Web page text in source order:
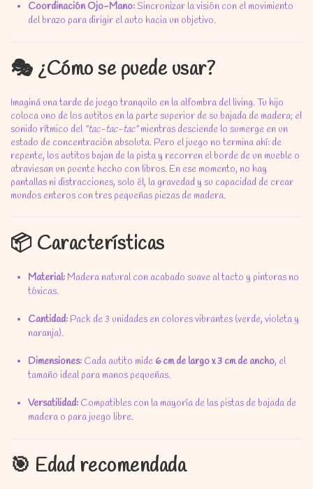
Coordinación Ojo-Mano:Sincronizar la visión con el movimiento
del brazo para dirigir el auto hacia un objetivo.
🎭 ¿Cómo se puede usar?
Imaginá una tarde de juego tranquilo en la alfombra del living.Tu hijo
coloca uno de los autitos en la parte superior de su bajada de madera; el
sonido rítmico del "tac-tac-tac"mientras desciende lo sumerge en un
estado de concentración absoluta. Pero el juego no termina ahí: de
repente, los autitos bajan de la pista y recorren el borde de un mueble o
atraviesan un puente hecho con libros. En ese momento, no hay
pantallas ni distracciones, solo él, la gravedad y su capacidad de crear
mundos enteros con tres pequeñas piezas de madera.
📦 Características
Material: Madera natural con acabado suave al tacto y pinturas no
tóxicas.
Cantidad: Pack de 3 unidades en colores vibrantes (verde, violeta y
naranja).
Dimensiones: Cada autito mide 6 cm de largo x 3 cm de ancho, el
tamaño ideal para manos pequeñas.
Versatilidad: Compatibles con la mayoría de las pistas de bajada de
madera o para juego libre.
🎯 Edad recomendada